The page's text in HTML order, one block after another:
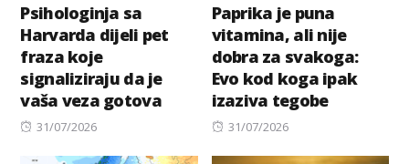
Psihologinja sa
Harvarda dijeli pet
fraza koje
signaliziraju da je
vaša veza gotova
Posted
31/07/2026
Paprika je puna
vitamina, ali nije
dobra za svakoga:
Evo kod koga ipak
izaziva tegobe
Posted
31/07/2026